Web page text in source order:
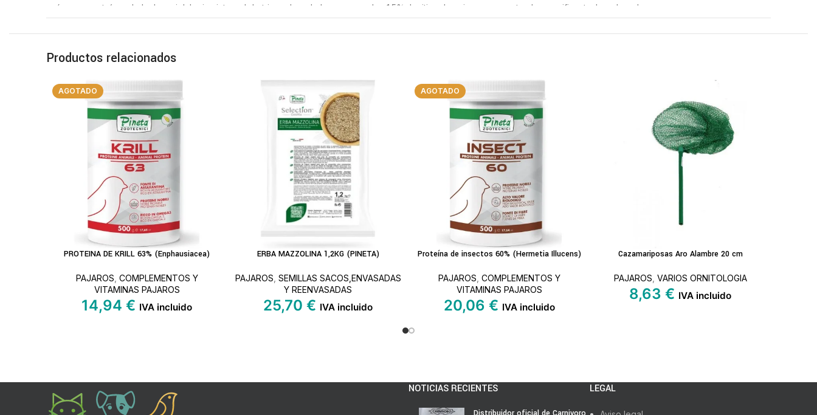
azúcares, proteínas de leche, miel, harina integral de trigo, clara de huevo en polvo 1.5%, lecitina de soja, aromas naturales, gasificante: levadura de cerveza
Contenidos analíticos: Humedad 7.9%, proteínas brutas 17.80%, aceites y grasas brutos 17.40%, fibra bruta 1.40%, cenizas brutas 2.5%, Calcio 0.2% Fósforo 0.0.9%, Sodio 0.05%.
Administrar durante el periodo de cría el resto del año entre 2 y 3 veces al día en semana.
Productos relacionados
AGOTADO
LEER MÁS
PROTEINA DE KRILL 63% (Enphausiacea)
PAJAROS COMPLEMENTOS Y
VITAMINAS PAJAROS
14,94 € IVA incluido
AÑADIR AL CARRITO
ERBA MAZZOLINA 1,2KG (PINETA)
PAJAROS SEMILLAS SACOS,ENVASADAS
Y REENVASADAS
25,70 € IVA incluido
AGOTADO
LEER MÁS
Proteína de insectos 60% (Hermetia Illucens)
PAJAROS COMPLEMENTOS Y
VITAMINAS PAJAROS
20,06 € IVA incluido
AÑADIR AL CARRITO
Cazamariposas Aro Alambre 20 cm
PAJAROS VARIOS ORNITOLOGIA
8,63 € IVA incluido
NOTICIAS RECIENTES LEGAL